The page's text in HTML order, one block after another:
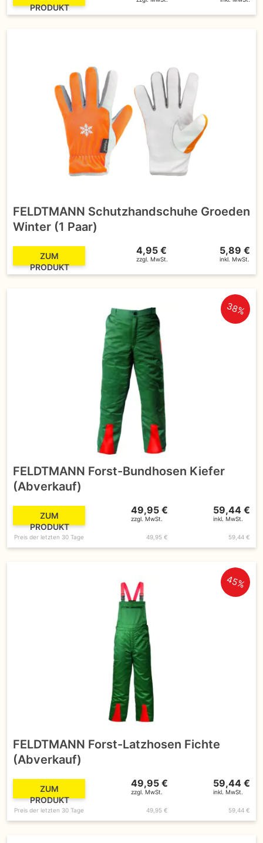
PRODUKT
FELDTMANN Schutzhandschuhe Groeden
Winter (1 Paar)
ZUM
PRODUKT
4,95 €
zzgl. MwSt.
5,89 €
inkl. MwSt.
FELDTMANN Forst-Bundhosen Kiefer
(Abverkauf)
ZUM
PRODUKT
49,95 €
zzgl. MwSt.
59,44 €
inkl. MwSt.
38%
Preis der letzten 30 Tage 49,95 € 59,44 €
FELDTMANN Forst-Latzhosen Fichte
(Abverkauf)
ZUM
PRODUKT
49,95 €
zzgl. MwSt.
59,44 €
inkl. MwSt.
45%
Preis der letzten 30 Tage 49,95 € 59,44 €